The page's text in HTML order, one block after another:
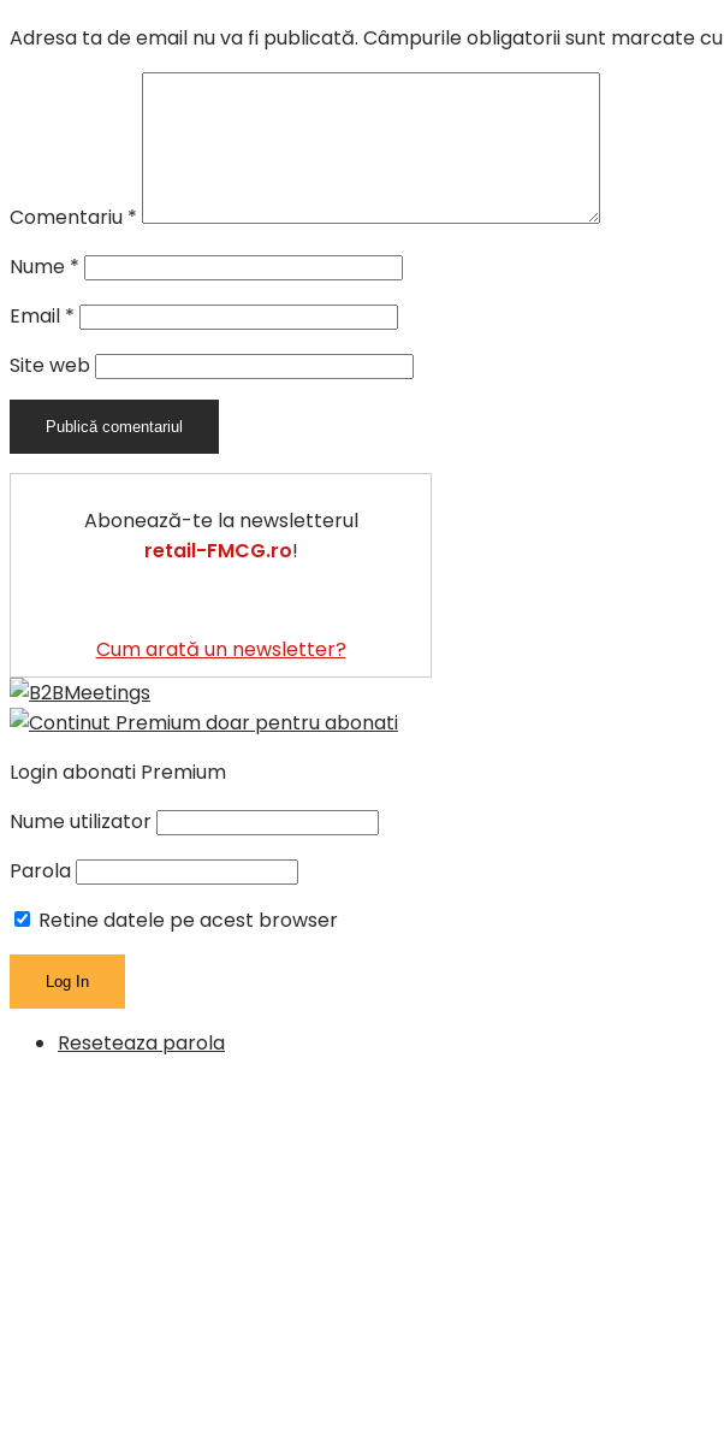
Adresa ta de email nu va fi publicată. Câmpurile obligatorii sunt marcate cu
Comentariu *
Nume *
Email *
Site web
Abonează-te la newsletterul
retail-FMCG.ro!
Cum arată un newsletter?
Login abonati Premium
Nume utilizator
Parola
Retine datele pe acest browser
Reseteaza parola